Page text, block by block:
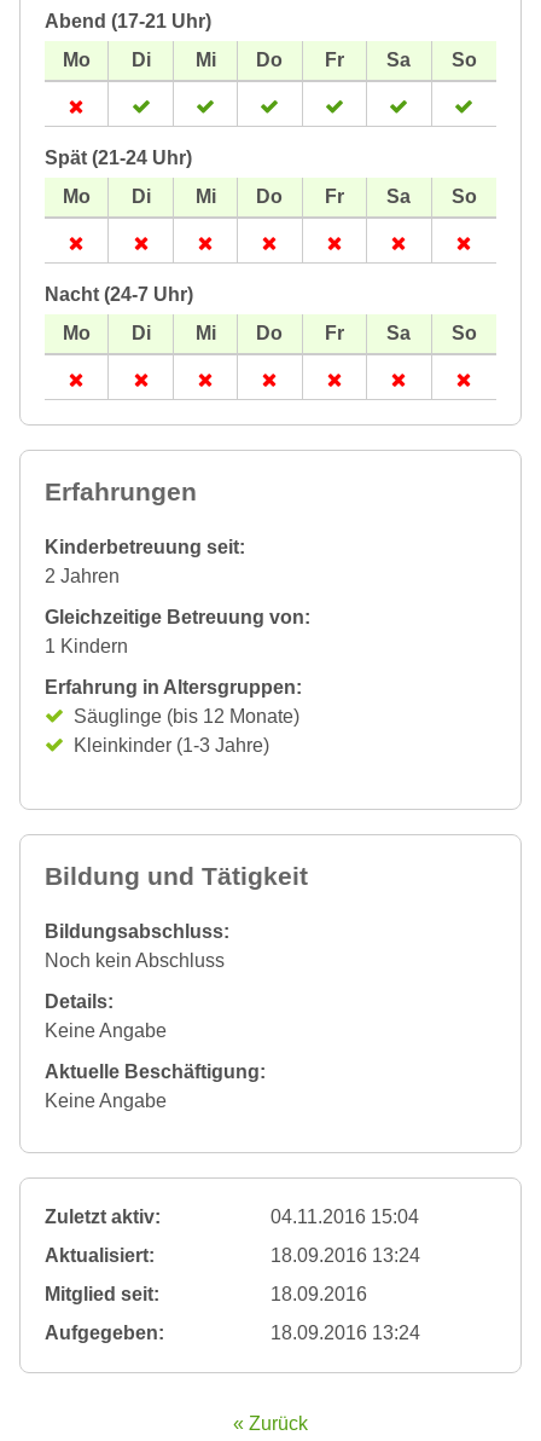
Abend (17-21 Uhr)
Spät (21-24 Uhr)
Nacht (24-7 Uhr)
Erfahrungen
Kinderbetreuung seit:
2 Jahren
Gleichzeitige Betreuung von:
1 Kindern
Erfahrung in Altersgruppen:
Säuglinge (bis 12 Monate)
Kleinkinder (1-3 Jahre)
Bildung und Tätigkeit
Bildungsabschluss:
Noch kein Abschluss
Details:
Keine Angabe
Aktuelle Beschäftigung:
Keine Angabe
Zuletzt aktiv:
04.11.2016 15:04
Aktualisiert:
18.09.2016 13:24
Mitglied seit:
18.09.2016
Aufgegeben:
18.09.2016 13:24
« Zurück